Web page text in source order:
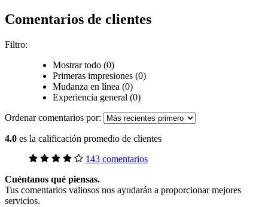
Comentarios de clientes
Filtro:
Mostrar todo (0)
Primeras impresiones (0)
Mudanza en línea (0)
Experiencia general (0)
Ordenar comentarios por:
4.0 es la calificación promedio de clientes
143 comentarios
Cuéntanos qué piensas.
Tus comentarios valiosos nos ayudarán a proporcionar mejores
servicios.